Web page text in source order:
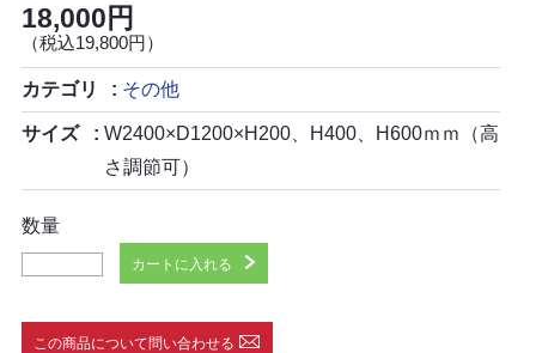
18,000円
（税込19,800円）
カテゴリ その他
サイズ
W2400×D1200×H200、H400、H600ｍｍ（高
さ調節可）
数量
カートに入れる
この商品について問い合わせる